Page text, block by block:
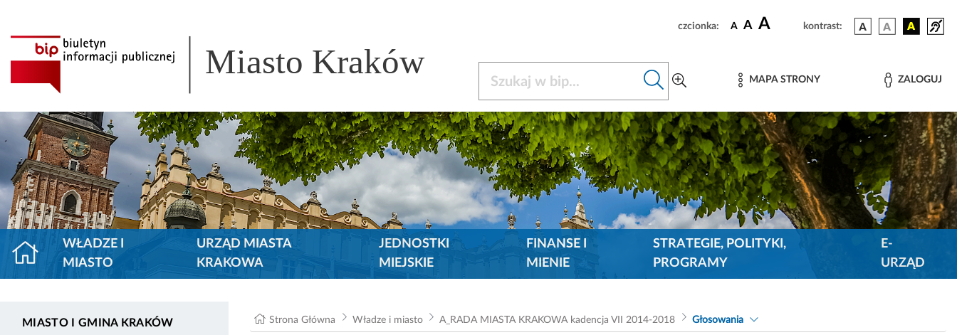
czcionka: A A A kontrast:
Miasto Kraków MAPA STRONY ZALOGUJ
WŁADZE I
MIASTO
URZĄD MIASTA
KRAKOWA
JEDNOSTKI
MIEJSKIE
FINANSE I
MIENIE
STRATEGIE, POLITYKI,
PROGRAMY
E-
URZĄD
MIASTO I GMINA KRAKÓW Strona Główna Władze i miasto A_RADA MIASTA KRAKOWA kadencja VII 2014-2018 Głosowania